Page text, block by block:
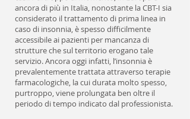
ancora di più in Italia, nonostante la CBT-I sia
considerato il trattamento di prima linea in
caso di insonnia, è spesso difficilmente
accessibile ai pazienti per mancanza di
strutture che sul territorio erogano tale
servizio. Ancora oggi infatti, l’insonnia è
prevalentemente trattata attraverso terapie
farmacologiche, la cui durata molto spesso,
purtroppo, viene prolungata ben oltre il
periodo di tempo indicato dal professionista.